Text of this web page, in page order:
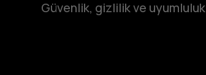
Güvenlik, gizlilik ve uyumluluk